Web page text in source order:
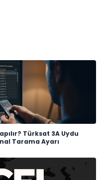
Türksat 3A Uydu
Tarama Ayarı